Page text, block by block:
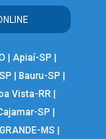
Apiaí-SP
Bauru-SP
Vista-RR
SP
MS